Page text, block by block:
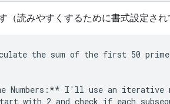
（読みやすくするために書式設定され
the sum of the first 50 prime
Numbers:** I'll use an iterative
with 2 and check if each